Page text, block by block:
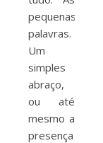
pequenas
palavras.
Um
simples
abraço,
ou até
mesmo a
presença